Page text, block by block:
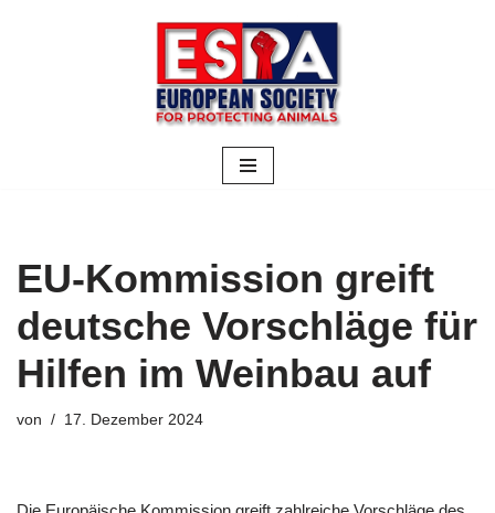
EU-Kommission greift
deutsche Vorschläge für
Hilfen im Weinbau auf
von 17. Dezember 2024